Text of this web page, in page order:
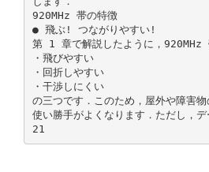
920MHz 帯の特徴
● 飛ぶ! つながりやすい!
第 1 章で解説したように，920MHz
・飛びやすい
・回折しやすい
・干渉しにくい
の三つです．このため，屋外や障害物
使い勝手がよくなります．ただし，